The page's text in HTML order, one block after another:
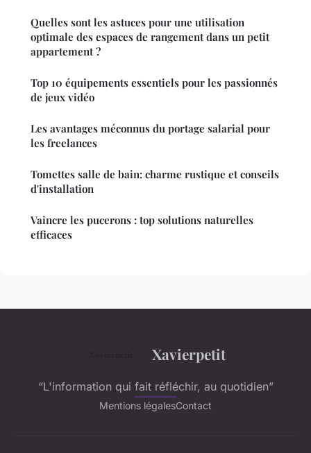
Quelles sont les astuces pour une utilisation
optimale des espaces de rangement dans un petit
appartement ?
Top 10 équipements essentiels pour les passionnés
de jeux vidéo
Les avantages méconnus du portage salarial pour
les freelances
Tomettes salle de bain: charme rustique et conseils
d'installation
Vaincre les pucerons : top solutions naturelles
efficaces
Xavierpetit
“L'information qui fait réfléchir, au quotidien”
Mentions légalesContact